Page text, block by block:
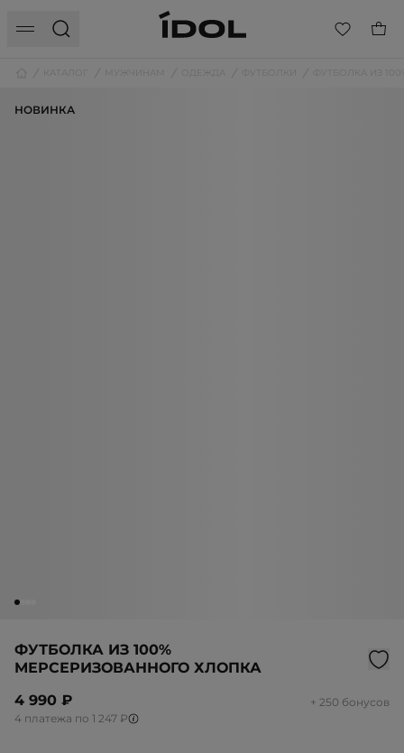
НОВИНКА
ФУТБОЛКА ИЗ 100%
МЕРСЕРИЗОВАННОГО ХЛОПКА
4 990 ₽
+ 250 бонусов
4 платежа по 1 247 ₽